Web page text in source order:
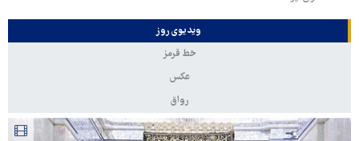
ویدیوی روز
خط قرمز
عکس
رواق